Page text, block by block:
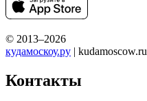
© 2013–2026
кудамоскоу.ру | kudamoscow.ru
Контакты